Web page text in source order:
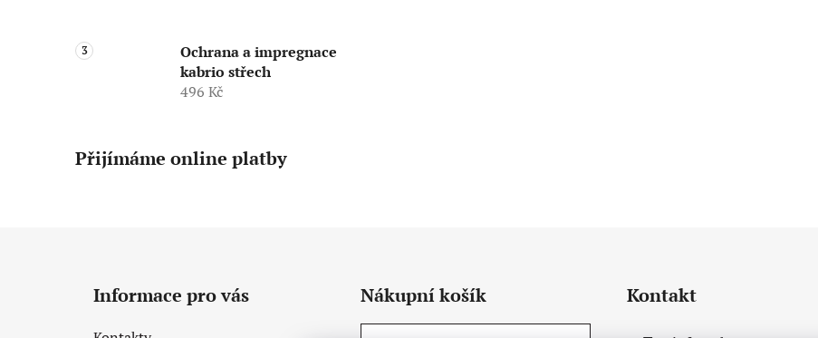
Ochrana a impregnace
kabrio střech
496 Kč
Přijímáme online platby
Informace pro vás Nákupní košík Kontakt